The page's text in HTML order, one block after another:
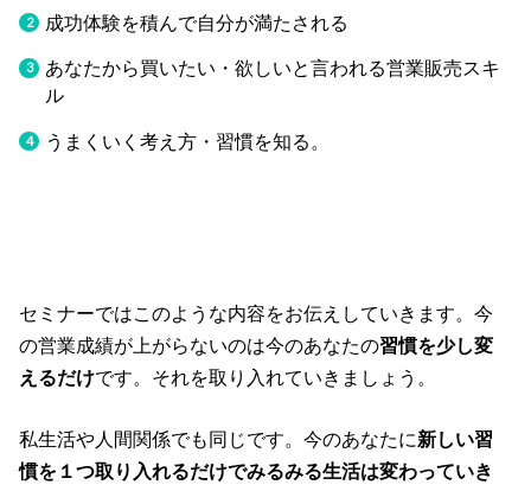
成功体験を積んで自分が満たされる
あなたから買いたい・欲しいと言われる営業販売スキ
ル
うまくいく考え方・習慣を知る。
セミナーではこのような内容をお伝えしていきます。今
の営業成績が上がらないのは今のあなたの習慣を少し変
えるだけです。それを取り入れていきましょう。
私生活や人間関係でも同じです。今のあなたに新しい習
慣を１つ取り入れるだけでみるみる生活は変わっていき